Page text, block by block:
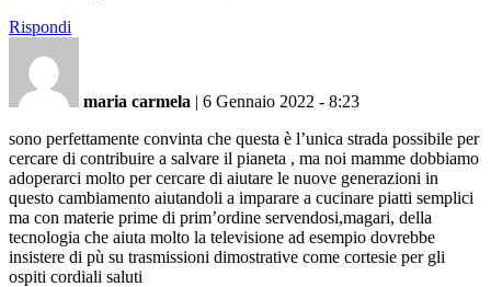
Rispondi
maria carmela | 6 Gennaio 2022 - 8:23
sono perfettamente convinta che questa è l’unica strada possibile per
cercare di contribuire a salvare il pianeta , ma noi mamme dobbiamo
adoperarci molto per cercare di aiutare le nuove generazioni in
questo cambiamento aiutandoli a imparare a cucinare piatti semplici
ma con materie prime di prim’ordine servendosi,magari, della
tecnologia che aiuta molto la televisione ad esempio dovrebbe
insistere di pù su trasmissioni dimostrative come cortesie per gli
ospiti cordiali saluti